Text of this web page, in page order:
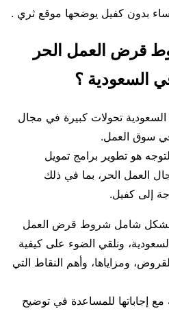
بدون كفيل يوضحها موقع ثري .
قرض العمل الحر
السعودية ؟
تحولات كبيرة في مجال
سوق العمل.
هو تطوير برامج تمويل
العمل الحر، بما في ذلك
إلى كفيل.
بشكل شامل شروط قرض العمل
ونلقي الضوء على كيفية
ومزاياها، وأهم النقاط التي
إجاباتها للمساعدة في توضيح